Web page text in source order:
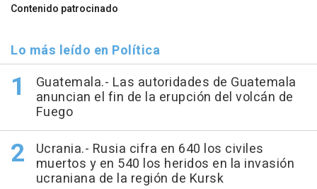
Contenido patrocinado
Lo más leído en Política
Guatemala.- Las autoridades de Guatemala
anuncian el fin de la erupción del volcán de
Fuego
Ucrania.- Rusia cifra en 640 los civiles
muertos y en 540 los heridos en la invasión
ucraniana de la región de Kursk